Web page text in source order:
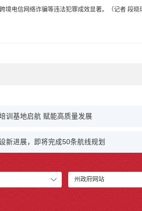
电信网络诈骗等违法犯罪成效显著。（记者 段晓
训基地启航 赋能高质量发展
新进展，即将完成50条航线规划
州政府网站